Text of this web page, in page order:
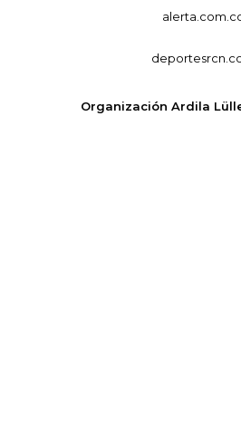
Organización Ardila